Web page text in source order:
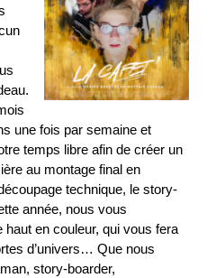
une fois par semaine et
temps libre afin de créer un
au montage final en
technique, le story-
année, nous vous
en couleur, qui vous fera
d’univers… Que nous
story-boarder,